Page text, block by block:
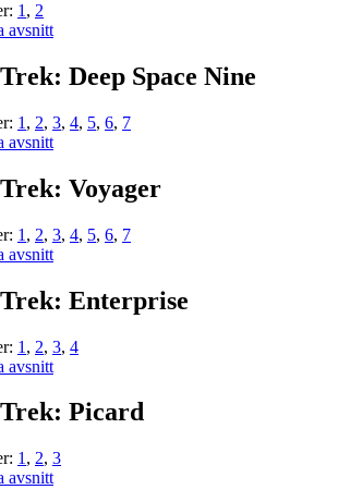
1 , 2
avsnitt
Deep Space Nine
1 , 2, 3, 4, 5, 6, 7
avsnitt
Voyager
1 , 2, 3, 4, 5, 6, 7
avsnitt
Enterprise
1 , 2, 3, 4
avsnitt
Picard
1 , 2, 3
avsnitt